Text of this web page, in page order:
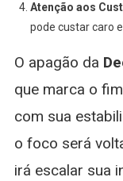
Atenção aos
pode custar caro
O apagão da
que marca o
com sua
o foco será
irá escalar sua